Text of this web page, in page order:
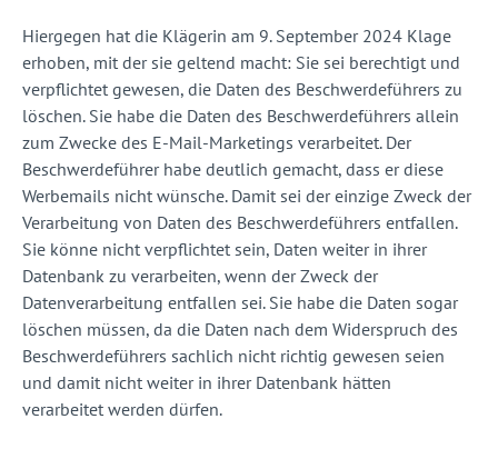
Hiergegen hat die Klägerin am 9. September 2024 Klage
erhoben, mit der sie geltend macht: Sie sei berechtigt und
verpflichtet gewesen, die Daten des Beschwerdeführers zu
löschen. Sie habe die Daten des Beschwerdeführers allein
zum Zwecke des E-Mail-Marketings verarbeitet. Der
Beschwerdeführer habe deutlich gemacht, dass er diese
Werbemails nicht wünsche. Damit sei der einzige Zweck der
Verarbeitung von Daten des Beschwerdeführers entfallen.
Sie könne nicht verpflichtet sein, Daten weiter in ihrer
Datenbank zu verarbeiten, wenn der Zweck der
Datenverarbeitung entfallen sei. Sie habe die Daten sogar
löschen müssen, da die Daten nach dem Widerspruch des
Beschwerdeführers sachlich nicht richtig gewesen seien
und damit nicht weiter in ihrer Datenbank hätten
verarbeitet werden dürfen.